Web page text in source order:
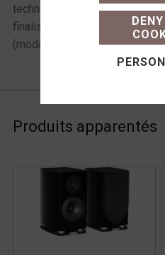
technique ou pour
finaliser votre achat
(modalités, livraison)
Produits apparentés
what you